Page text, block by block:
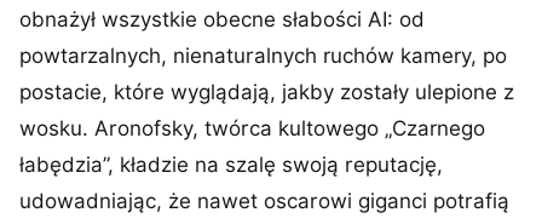
obnażył wszystkie obecne słabości AI: od
powtarzalnych, nienaturalnych ruchów kamery, po
postacie, które wyglądają, jakby zostały ulepione z
wosku. Aronofsky, twórca kultowego „Czarnego
łabędzia”, kładzie na szalę swoją reputację,
udowadniając, że nawet oscarowi giganci potrafią